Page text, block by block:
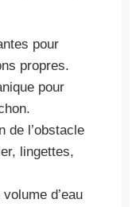
pour
propres.
pour
de l’obstacle
lingettes,
d’eau